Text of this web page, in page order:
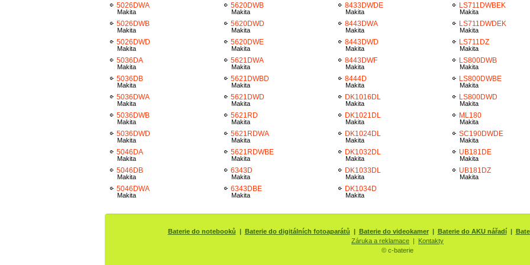
5026DWA
Makita
5026DWB
Makita
5026DWD
Makita
5036DA
Makita
5036DB
Makita
5036DWA
Makita
5036DWB
Makita
5036DWD
Makita
5046DA
Makita
5046DB
Makita
5046DWA
Makita
5620DWB
Makita
5620DWD
Makita
5620DWE
Makita
5621DWA
Makita
5621DWBD
Makita
5621DWD
Makita
5621RD
Makita
5621RDWA
Makita
5621RDWBE
Makita
6343D
Makita
6343DBE
Makita
8433DWDE
Makita
8443DWA
Makita
8443DWD
Makita
8443DWF
Makita
8444D
Makita
DK1016DL
Makita
DK1021DL
Makita
DK1024DL
Makita
DK1032DL
Makita
DK1033DL
Makita
DK1034D
Makita
LS711DWBEK
Makita
LS711DWDEK
Makita
LS711DZ
Makita
LS800DWB
Makita
LS800DWBE
Makita
LS800DWD
Makita
ML180
Makita
SC190DWDE
Makita
UB181DE
Makita
UB181DZ
Makita
Baterie do notebooků | Baterie do digitálních fotoaparátů | Baterie do videokamer| Baterie do AKU nářadí|
Záruka a reklamace | Kontakty
© c-baterie